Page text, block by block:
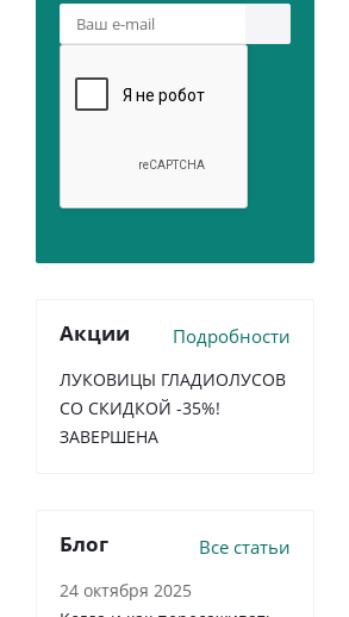
Акции Подробности
ЛУКОВИЦЫ ГЛАДИОЛУСОВ
СО СКИДКОЙ -35%!
ЗАВЕРШЕНА
Блог Все статьи
24 октября 2025